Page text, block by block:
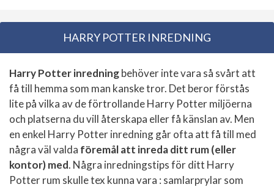
HARRY POTTER INREDNING
Harry Potter inredningbehöver inte vara så svårt att
få till hemma som man kanske tror. Det beror förstås
lite på vilka av de förtrollande Harry Potter miljöerna
och platserna du vill återskapa eller få känslan av. Men
en enkel Harry Potter inredning går ofta att få till med
några väl valda föremål att inreda ditt rum (eller
kontor) med. Några inredningstips för ditt Harry
Potter rum skulle tex kunna vara : samlarprylar som